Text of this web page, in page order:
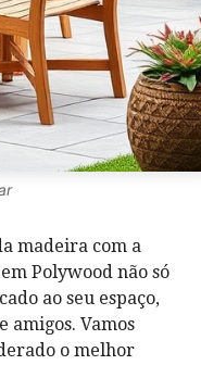
madeira com a
Polywood não só
ao seu espaço,
Vamos
o melhor